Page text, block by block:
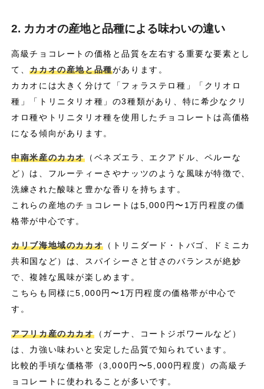
2. カカオの産地と品種による味わいの違い
高級チョコレートの価格と品質を左右する重要な要素とし
て、カカオの産地と品種があります。
カカオには大きく分けて「フォラステロ種」「クリオロ
種」「トリニタリオ種」の3種類があり、特に希少なクリ
オロ種やトリニタリオ種を使用したチョコレートは高価格
になる傾向があります。
中南米産のカカオ （ベネズエラ、エクアドル、ペルーな
ど）は、フルーティーさやナッツのような風味が特徴で、
洗練された酸味と豊かな香りを持ちます。
これらの産地のチョコレートは5,000円〜1万円程度の価
格帯が中心です。
カリブ海地域のカカオ （トリニダード・トバゴ、ドミニカ
共和国など）は、スパイシーさと甘さのバランスが絶妙
で、複雑な風味が楽しめます。
こちらも同様に5,000円〜1万円程度の価格帯が中心で
す。
アフリカ産のカカオ（ガーナ、コートジボワールなど）
は、力強い味わいと安定した品質で知られています。
比較的手頃な価格帯（3,000円〜5,000円程度）の高級チ
ョコレートに使われることが多いです。